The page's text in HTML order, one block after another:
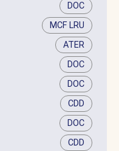
DOC
MCF LRU
ATER
DOC
DOC
CDD
DOC
CDD